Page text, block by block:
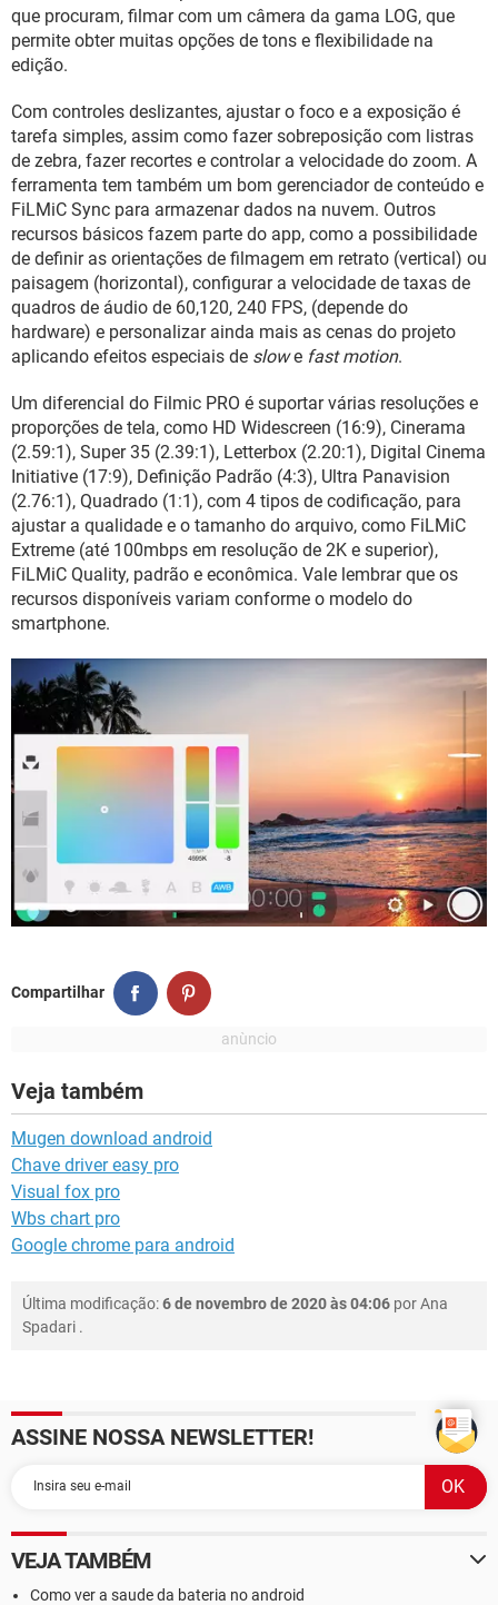
GUIA DE COMPRAS
que procuram, filmar com um câmera da gama LOG, que
permite obter muitas opções de tons e flexibilidade na
edição.
Com controles deslizantes, ajustar o foco e a exposição é
tarefa simples, assim como fazer sobreposição com listras
de zebra, fazer recortes e controlar a velocidade do zoom. A
ferramenta tem também um bom gerenciador de conteúdo e
FiLMiC Sync para armazenar dados na nuvem. Outros
recursos básicos fazem parte do app, como a possibilidade
de definir as orientações de filmagem em retrato (vertical) ou
paisagem (horizontal), configurar a velocidade de taxas de
quadros de áudio de 60,120, 240 FPS, (depende do
hardware) e personalizar ainda mais as cenas do projeto
aplicando efeitos especiais de slowe fast motion.
Um diferencial do Filmic PRO é suportar várias resoluções e
proporções de tela, como HD Widescreen (16:9), Cinerama
(2.59:1), Super 35 (2.39:1), Letterbox (2.20:1), Digital Cinema
Initiative (17:9), Definição Padrão (4:3), Ultra Panavision
(2.76:1), Quadrado (1:1), com 4 tipos de codificação, para
ajustar a qualidade e o tamanho do arquivo, como FiLMiC
Extreme (até 100mbps em resolução de 2K e superior),
FiLMiC Quality, padrão e econômica. Vale lembrar que os
recursos disponíveis variam conforme o modelo do
smartphone.
Compartilhar
Veja também
Mugen download android
Chave driver easy pro
Visual fox pro
Wbs chart pro
Google chrome para android
Última modificação:6 de novembro de 2020 às 04:06 porAna
Spadari .
ASSINE NOSSA NEWSLETTER!
VEJA TAMBÉM
Como ver a saude da bateria no android